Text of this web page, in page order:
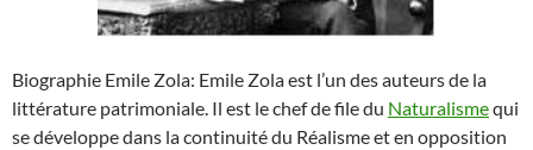
Biographie Emile Zola: Emile Zola est l’un des auteurs de la
littérature patrimoniale. Il est le chef de file du Naturalismequi
se développe dans la continuité du Réalisme et en opposition